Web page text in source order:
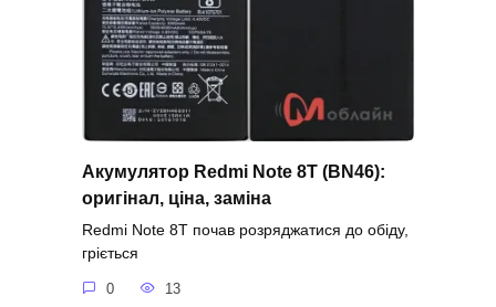
Акумулятор Redmi Note 8T (BN46):
оригінал, ціна, заміна
Redmi Note 8T почав розряджатися до обіду,
гріється
0 13